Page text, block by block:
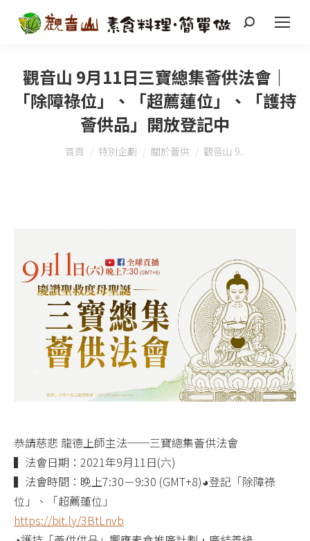
搜
觀音山 9月11日三寶總集薈供法會｜
「除障祿位」、「超薦蓮位」、「護持
薈供品」開放登記中
您在這裡：
首頁 特別企劃 關於薈供 觀音山 9...
恭請慈悲 龍德上師主法──三寶總集薈供法會
▍法會日期：2021年9月11日(六)
▍法會時間：晚上7:30－9:30 (GMT+8)◕登記「除障祿
位」、「超薦蓮位」
https://bit.ly/3BtLnvb